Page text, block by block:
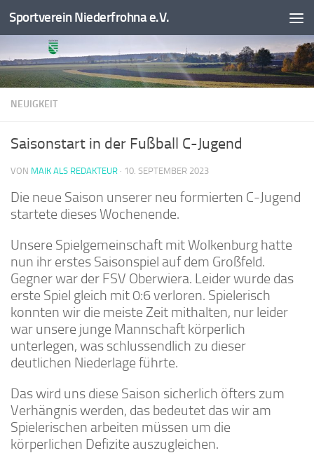
Zum Inhalt springen
Sportverein Niederfrohna e.V.
NEUIGKEIT
Saisonstart in der Fußball C-Jugend
VON MAIK ALS REDAKTEUR · 10. SEPTEMBER 2023
Die neue Saison unserer neu formierten C-Jugend
startete dieses Wochenende.
Unsere Spielgemeinschaft mit Wolkenburg hatte
nun ihr erstes Saisonspiel auf dem Großfeld.
Gegner war der FSV Oberwiera. Leider wurde das
erste Spiel gleich mit 0:6 verloren. Spielerisch
konnten wir die meiste Zeit mithalten, nur leider
war unsere junge Mannschaft körperlich
unterlegen, was schlussendlich zu dieser
deutlichen Niederlage führte.
Das wird uns diese Saison sicherlich öfters zum
Verhängnis werden, das bedeutet das wir am
Spielerischen arbeiten müssen um die
körperlichen Defizite auszugleichen.